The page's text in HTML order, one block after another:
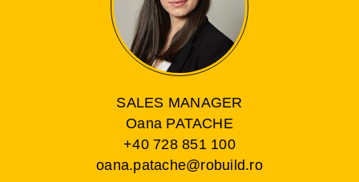
SALES MANAGER
Oana PATACHE
+40 728 851 100
oana.patache@robuild.ro